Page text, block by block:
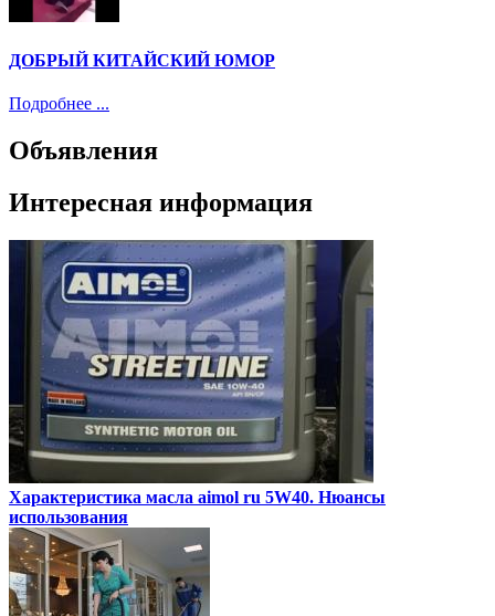
ДОБРЫЙ КИТАЙСКИЙ ЮМОР
Подробнее ...
Объявления
Интересная информация
Характеристика масла aimol ru 5W40. Нюансы
использования